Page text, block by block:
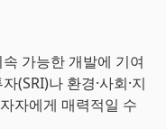
가능한 개발에 기여
(SRI)나 환경·사회·지
자에게 매력적일 수